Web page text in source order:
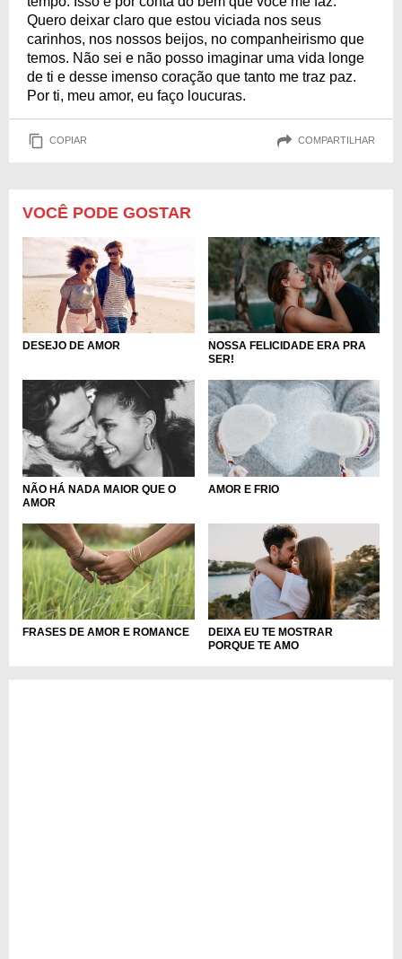
Quero deixar claro que estou viciada nos seus
carinhos, nos nossos beijos, no companheirismo que
temos. Não sei e não posso imaginar uma vida longe
de ti e desse imenso coração que tanto me traz paz.
Por ti, meu amor, eu faço loucuras.
COPIAR COMPARTILHAR
VOCÊ PODE GOSTAR
DESEJO DE AMOR
NOSSA FELICIDADE ERA PRA
SER!
NÃO HÁ NADA MAIOR QUE O
AMOR
AMOR E FRIO
FRASES DE AMOR E ROMANCE
DEIXA EU TE MOSTRAR
PORQUE TE AMO